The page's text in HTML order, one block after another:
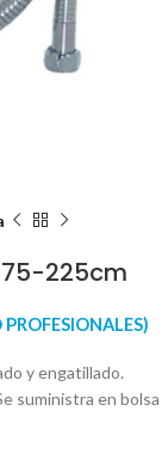
175-225cm
y engatillado.
suministra en bolsa